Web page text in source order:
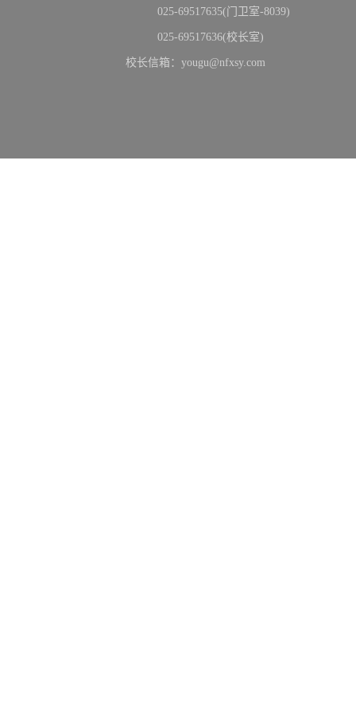
025-69517635(门卫室-8039)
025-69517636(校长室)
校长信箱：yougu@nfxsy.com